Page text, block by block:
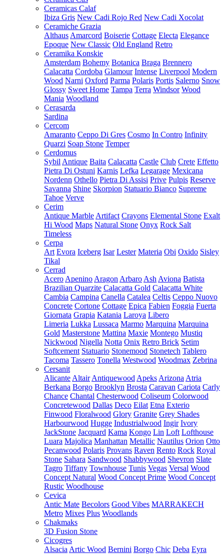
Ceramicas Calaf
Ibiza Gris New Cadi Rojo Red New Cadi Xocolat
Ceramiche Grazia
Althaus Amarcord Boiserie Cottage Electa Elegance
Epoque New Classic Old England Retro
Ceramika Konskie
Amsterdam Bohemy Botanica Braga Brennero
Calacatta Cordoba Glamour Intense Liverpool Modern
Wood Narni Oxford Parma Polaris Portis Salerno Snow
Glossy Sweet Home Tampa Terra Windsor Wood
Mania Woodland
Cerasarda
Sardina
Cercom
Amaranto Ceppo Di Gres Cosmo In Contro Infinity
Quarzi Soap Stone Temper
Cerdomus
Sybil Antique Baita Calacatta Castle Club Crete Effetto
Pietra Di Ostuni Karnis Lefka Legarage Mexicana
Nordenn Othello Pietra Di Assisi Prive Pulpis Reserve
Savanna Shine Skorpion Statuario Bianco Supreme
Tahoe Verve
Cerim
Antique Marble Artifact Crayons Elemental Stone Exalt
Hi Wood Maps Natural Stone Onyx Rock Salt
Timeless
Cerpa
Art Evora Iceberg Isar Lester Materia Obi Oxido Sisley
Tikal
Cerrad
Acero Apenino Aragon Arbaro Ash Aviona Batista
Brazilian Quarzite Calacatta Gold Calacatta White
Cambia Campina Canella Catalea Celtis Ceppo Nuovo
Concrete Cortone Cottage Epica Fabien Foggia Fuerta
Giornata Grapia Katania Laroya Libero
Limeria Lukka Lussaca Marmo Marquina Marquina
Gold Masterstone Mattina Maxie Montego Mustiq
Nickwood Nigella Notta Onix Retro Brick Setim
Softcement Statuario Stonemood Stonetech Tablero
Tacoma Tassero Tonella Westwood Woodmax Zebrina
Cersanit
Alicante Altair Antiquewood Apeks Arizona Atria
Berkana Borgo Brooklyn Brosta Caravan Cariota Carly
Chance Chantal Chesterwood Coliseum Colorwood
Concretewood Dallas Deco Eilat Etna Exterio
Finwood Floralwood Glory Granite Grey Shades
Harbourwood Hugge Industrialwood Ingir Ivory
JackStone Jacquard Kama Kongo Lin Loft Lofthouse
Luara Majolica Manhattan Metallic Nautilus Orion Otto
Pecanwood Polaris Provans Raven Rento Rock Royal
Stone Sahara Sandwood Shabbywood Shevron Slate
Tagro Tiffany Townhouse Tunis Vegas Versal Wood
Concept Natural Wood Concept Prime Wood Concept
Rustic Woodhouse
Cevica
Antic Mate Becolors Good Vibes MARRAKECH
Metro Mixes Plus Woodlands
Chakmaks
3D Fusion Stone
Cicogres
Alsacia Artic Wood Bernini Borgo Chic Deba Eyra